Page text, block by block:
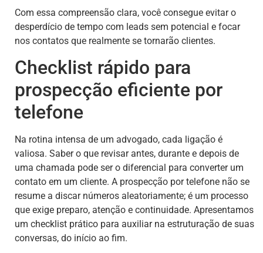
Com essa compreensão clara, você consegue evitar o
desperdício de tempo com leads sem potencial e focar
nos contatos que realmente se tornarão clientes.
Checklist rápido para
prospecção eficiente por
telefone
Na rotina intensa de um advogado, cada ligação é
valiosa. Saber o que revisar antes, durante e depois de
uma chamada pode ser o diferencial para converter um
contato em um cliente. A prospecção por telefone não se
resume a discar números aleatoriamente; é um processo
que exige preparo, atenção e continuidade. Apresentamos
um checklist prático para auxiliar na estruturação de suas
conversas, do início ao fim.